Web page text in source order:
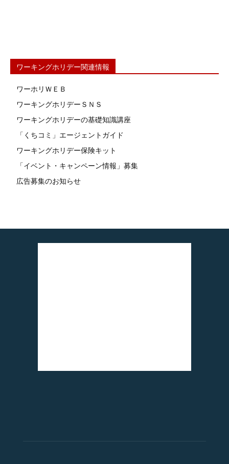
ワーキングホリデー関連情報
ワーホリＷＥＢ
ワーキングホリデーＳＮＳ
ワーキングホリデーの基礎知識講座
「くちコミ」エージェントガイド
ワーキングホリデー保険キット
「イベント・キャンペーン情報」募集
広告募集のお知らせ